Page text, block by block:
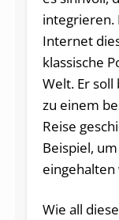
integrieren.
Internet
klassische
Welt. Er
zu einem
Reise
Beispiel,
Wie all